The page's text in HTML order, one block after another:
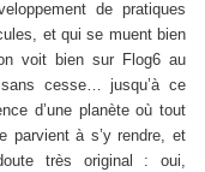
de pratiques
et qui se muent bien
voit bien sur Flog6 au
cesse… jusqu’à ce
d’une planète où tout
parvient à s’y rendre, et
très original : oui,